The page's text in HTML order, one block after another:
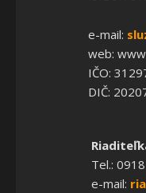
e-mail:
web:
IČO:
DIČ:
Tel.:
e-mail: